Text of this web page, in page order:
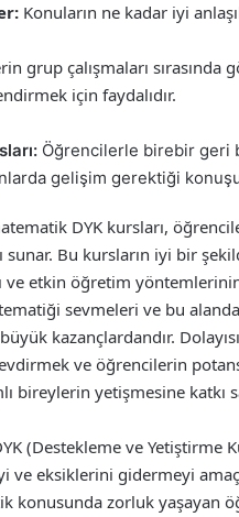
Konuların ne kadar iyi
grup çalışmaları
için faydalıdır.
Öğrencilerle birebir geri
gelişim gerektiği
DYK kursları,
sunar. Bu kursların iyi bir
etkin öğretim yöntemlerinin
sevmeleri ve bu
büyük kazançlardandır.
ve öğrencilerin
bireylerin yetişmesine katkı
(Destekleme ve
eksiklerini gidermeyi
konusunda zorluk yaşayan